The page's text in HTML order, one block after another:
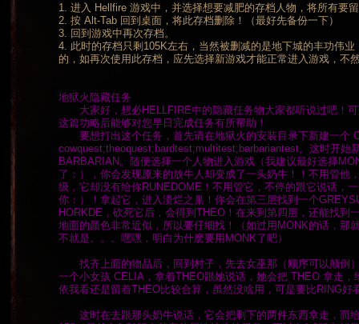
1. 进入 Hellfire 游戏中，并选择想要减肥的存档人物，将所有要
2. 按 Alt-Tab 回到桌面，将此存档删除！（最好先备份一下）
3. 回到游戏中再次存档。
4. 此时的存档只剩105K左右，当然被删减的是地下城的丰功伟
的，如再次使用此存档，应先选择新游戏才能正常进入游戏，不
地狱火隐藏任务
大家好，想必HELLFIRE中的隐藏任务物大家都听说过吧！可
这篇功略后能够对您早日完成任务有所帮助！
要想打出这个任务，首先请在地狱火的安装目录下新建一个
cowquest;theoquest;bardtest;multitest;barbariantest。这时开始
BARBARIAN。随便选择一个人物进入游戏（我建议最好选择
了：），你会发现原来的放牛人却变成了一头奶牛！！不用管他
级，它却没有给你RUNEDOME！不用管它，不停的跟它说话，
你：）！拿起它，进入溃烂之巢！你会在第三层找到一个
HORKDE，砍死它后，会得到THEO！在来到第四层，还能找到
地面的颜色非常近似，所以要仔细找！（如过用MONK的话，那
不就是。。。嘿嘿，明白为什麽要用MONK了吧）
找齐上面的物品后，回到村子，先去女巫那（顺序可以颠倒
一个小女孩 CELIA，拿着THEO跟她说话，她会把 THEO 拿走
依我看还是留着THEO比较合算，虽然没啥用，可是要比RING好
这时在去跟那头奶牛说话，它会把剩下的两件东西拿走，而